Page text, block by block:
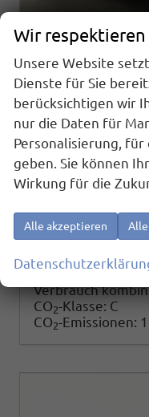
Skoda Fabia
sofort lieferbar Fahrzeug
Fahrzeugnr. 25163
KraftstoffBenzin
01.06.2026
20.495,– €
incl. 19% MwSt.
Verbrauch
CO2-Klasse: C
CO2-Emissionen:
Wir
Unsere Website
Dienste für Sie
berücksichtigen wir
nur die Daten für
Personalisierung, für
geben. Sie können
Wirkung für die
Alle akzeptieren